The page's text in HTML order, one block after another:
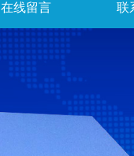
在线留言 联